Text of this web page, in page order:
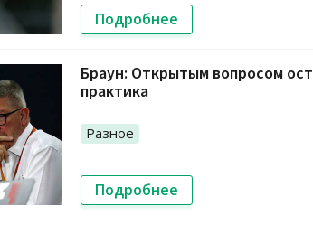
Подробнее
Браун: Открытым вопросом
практика
Разное
Подробнее